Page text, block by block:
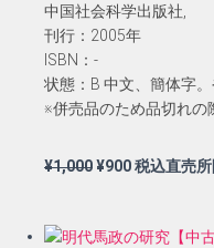
中国社会科学出版社,
刊行：2005年
ISBN：-
状態：B 中文、簡体字
※併売品のため品切れの
¥1,000元
格
¥900現
価
税込直売